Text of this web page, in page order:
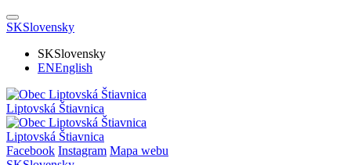
SKSlovensky
SKSlovensky
ENEnglish
Liptovská Štiavnica
Liptovská Štiavnica
Facebook Instagram Mapa webu